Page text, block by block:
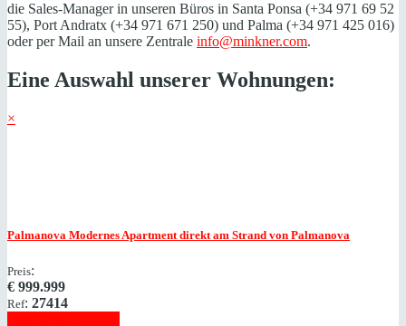
die Sales-Manager in unseren Büros in Santa Ponsa (+34 971 69 52
55), Port Andratx (+34 971 671 250) und Palma (+34 971 425 016)
oder per Mail an unsere Zentrale info@minkner.com.
Eine Auswahl unserer Wohnungen:
×
Palmanova Modernes Apartment direkt am Strand von Palmanova
Preis:
€ 999.999
Ref: 27414